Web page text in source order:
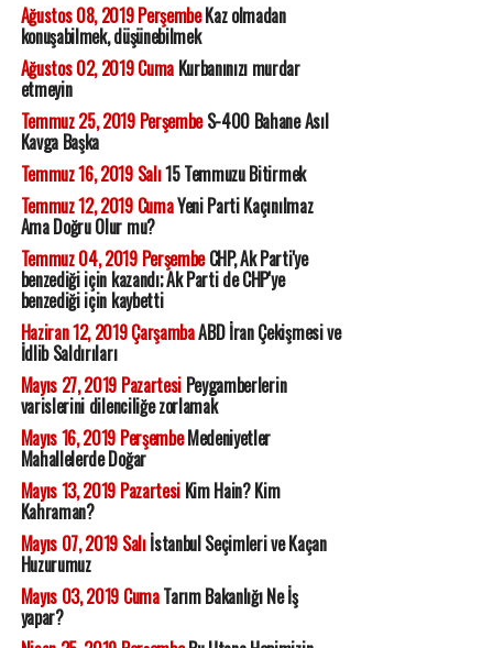
Ağustos 08, 2019 PerşembeKaz olmadan
konuşabilmek, düşünebilmek
Ağustos 02, 2019 CumaKurbanınızı murdar
etmeyin
Temmuz 25, 2019 PerşembeS-400 Bahane Asıl
Kavga Başka
Temmuz 16, 2019 Salı15 Temmuzu Bitirmek
Temmuz 12, 2019 CumaYeni Parti Kaçınılmaz
Ama Doğru Olur mu?
Temmuz 04, 2019 PerşembeCHP, Ak Parti'ye
benzediği için kazandı; Ak Parti de CHP'ye
benzediği için kaybetti
Haziran 12, 2019 ÇarşambaABD İran Çekişmesi ve
İdlib Saldırıları
Mayıs 27, 2019 PazartesiPeygamberlerin
varislerini dilenciliğe zorlamak
Mayıs 16, 2019 PerşembeMedeniyetler
Mahallelerde Doğar
Mayıs 13, 2019 PazartesiKim Hain? Kim
Kahraman?
Mayıs 07, 2019 Salıİstanbul Seçimleri ve Kaçan
Huzurumuz
Mayıs 03, 2019 CumaTarım Bakanlığı Ne İş
yapar?